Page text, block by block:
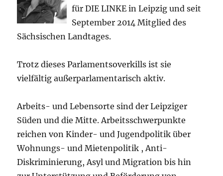
für DIE LINKE in Leipzig und seit
September 2014 Mitglied des
Sächsischen Landtages.
Trotz dieses Parlamentsoverkills ist sie
vielfältig außerparlamentarisch aktiv.
Arbeits- und Lebensorte sind der Leipziger
Süden und die Mitte. Arbeitsschwerpunkte
reichen von Kinder- und Jugendpolitik über
Wohnungs- und Mietenpolitik , Anti-
Diskriminierung, Asyl und Migration bis hin